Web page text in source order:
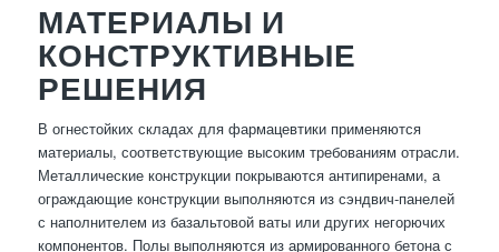
МАТЕРИАЛЫ И
КОНСТРУКТИВНЫЕ
РЕШЕНИЯ
В огнестойких складах для фармацевтики применяются
материалы, соответствующие высоким требованиям отрасли.
Металлические конструкции покрываются антипиренами, а
ограждающие конструкции выполняются из сэндвич-панелей
с наполнителем из базальтовой ваты или других негорючих
компонентов. Полы выполняются из армированного бетона с